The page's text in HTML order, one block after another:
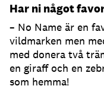
Har ni något
– No Name är en
vildmarken men
med donera två
en giraff och en
som hemma!